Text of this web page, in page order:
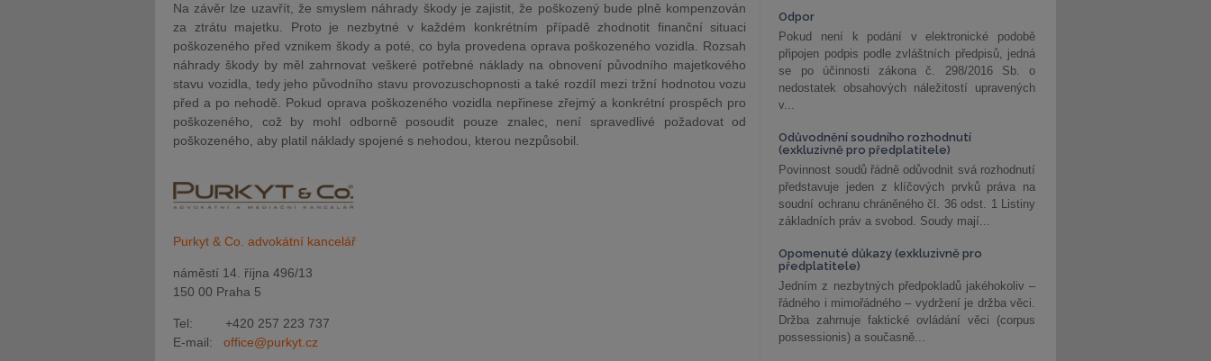
Na závěr lze uzavřít, že smyslem náhrady škody je zajistit, že poškozený bude plně kompenzován
za ztrátu majetku. Proto je nezbytné v každém konkrétním případě zhodnotit finanční situaci
poškozeného před vznikem škody a poté, co byla provedena oprava poškozeného vozidla. Rozsah
náhrady škody by měl zahrnovat veškeré potřebné náklady na obnovení původního majetkového
stavu vozidla, tedy jeho původního stavu provozuschopnosti a také rozdíl mezi tržní hodnotou vozu
před a po nehodě. Pokud oprava poškozeného vozidla nepřinese zřejmý a konkrétní prospěch pro
poškozeného, což by mohl odborně posoudit pouze znalec, není spravedlivé požadovat od
poškozeného, aby platil náklady spojené s nehodou, kterou nezpůsobil.
Purkyt & Co. advokátní kancelář
náměstí 14. října 496/13
150 00 Praha 5
Tel: +420 257 223 737
E-mail: office@purkyt.cz
Odpor
Pokud není k podání v elektronické podobě
připojen podpis podle zvláštních předpisů, jedná
se po účinnosti zákona č. 298/2016 Sb. o
nedostatek obsahových náležitostí upravených
v...
Odůvodnění soudního rozhodnutí
(exkluzivně pro předplatitele)
Povinnost soudů řádně odůvodnit svá rozhodnutí
představuje jeden z klíčových prvků práva na
soudní ochranu chráněného čl. 36 odst. 1 Listiny
základních práv a svobod. Soudy mají...
Opomenuté důkazy (exkluzivně pro
předplatitele)
Jedním z nezbytných předpokladů jakéhokoliv –
řádného i mimořádného – vydržení je držba věci.
Držba zahrnuje faktické ovládání věci (corpus
possessionis) a současně...